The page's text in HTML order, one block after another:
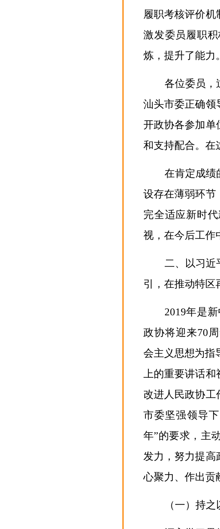
履职考核评价
激发委员履职
炼，提升了能力
各位委员，
汕头市委正确领
开政协各参加单
和支持配合。在
在肯定成绩
设存在薄弱环节
完全适应新时
视，在今后工作
二、以习近
引，在推动特区
2019年是
政协将迎来70
会主义思想为指
上的重要讲话和
改进人民政协工
市委坚强领导
年”的要求， 主
发力，努力提高
心聚力、作出贡
（一） 持之